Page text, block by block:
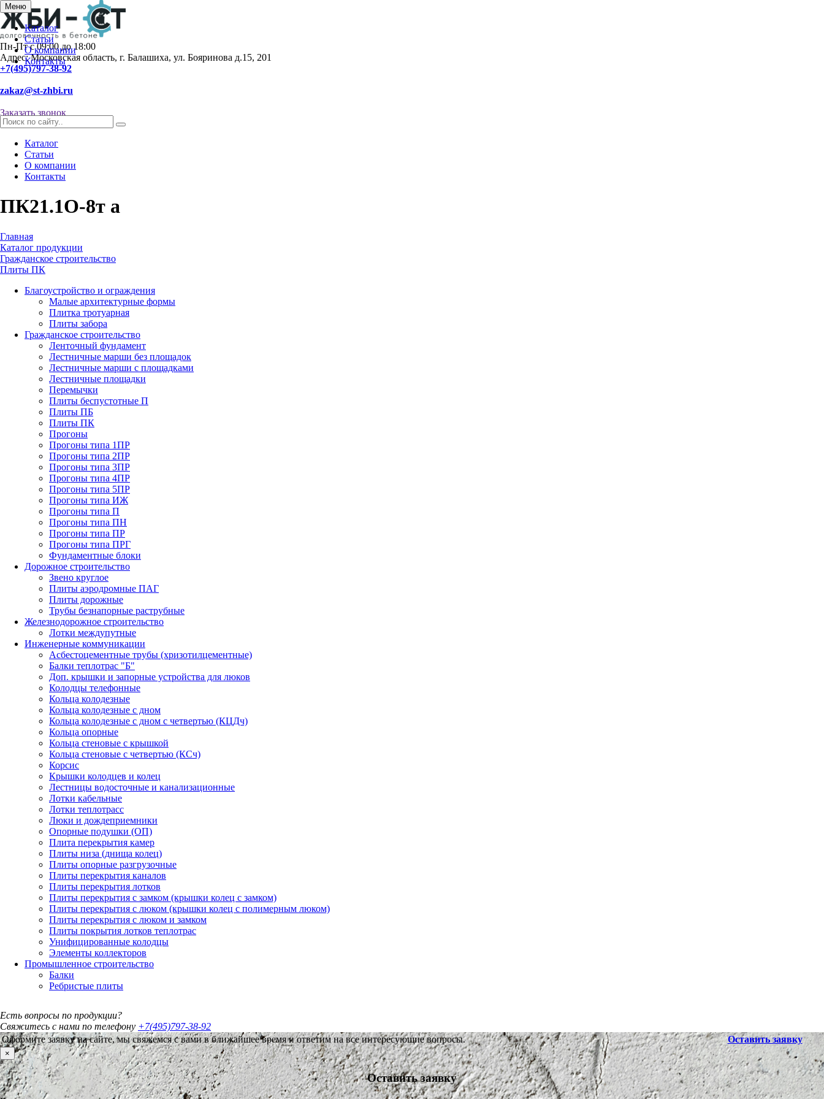
Меню
Каталог
Статьи
О компании
Контакты
Пн-Пт с 09:00 до 18:00
Адрес: Московская область, г. Балашиха, ул. Бояринова д.15, 201
+7(495)797-38-92
zakaz@st-zhbi.ru
Заказать звонок
Каталог
Статьи
О компании
Контакты
ПК21.1О-8т а
Главная
Каталог продукции
Гражданское строительство
Плиты ПК
Благоустройство и ограждения
Малые архитектурные формы
Плитка тротуарная
Плиты забора
Гражданское строительство
Ленточный фундамент
Лестничные марши без площадок
Лестничные марши с площадками
Лестничные площадки
Перемычки
Плиты беспустотные П
Плиты ПБ
Плиты ПК
Прогоны
Прогоны типа 1ПР
Прогоны типа 2ПР
Прогоны типа 3ПР
Прогоны типа 4ПР
Прогоны типа 5ПР
Прогоны типа ИЖ
Прогоны типа П
Прогоны типа ПН
Прогоны типа ПР
Прогоны типа ПРГ
Фундаментные блоки
Дорожное строительство
Звено круглое
Плиты аэродромные ПАГ
Плиты дорожные
Трубы безнапорные раструбные
Железнодорожное строительство
Лотки междупутные
Инженерные коммуникации
Асбестоцементные трубы (хризотилцементные)
Балки теплотрас "Б"
Доп. крышки и запорные устройства для люков
Колодцы телефонные
Кольца колодезные
Кольца колодезные с дном
Кольца колодезные с дном с четвертью (КЦДч)
Кольца опорные
Кольца стеновые с крышкой
Кольца стеновые с четвертью (КСч)
Корсис
Крышки колодцев и колец
Лестницы водосточные и канализационные
Лотки кабельные
Лотки теплотрасс
Люки и дождеприемники
Опорные подушки (ОП)
Плита перекрытия камер
Плиты низа (днища колец)
Плиты опорные разгрузочные
Плиты перекрытия каналов
Плиты перекрытия лотков
Плиты перекрытия с замком (крышки колец с замком)
Плиты перекрытия с люком (крышки колец с полимерным люком)
Плиты перекрытия с люком и замком
Плиты покрытия лотков теплотрас
Унифицированные колодцы
Элементы коллекторов
Промышленное строительство
Балки
Ребристые плиты
Есть вопросы по продукции?
Свяжитесь с нами по телефону +7(495)797-38-92
Оформите заявку на сайте, мы свяжемся с вами в ближайшее время и ответим на все интересующие вопросы.
Оставить заявку
×
Оставить заявку